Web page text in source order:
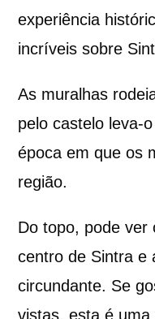
experiência
incríveis sobre
As muralhas
pelo castelo leva-
época em que os
região.
Do topo, pode ver
centro de Sintra e
circundante. Se
vistas, esta é uma